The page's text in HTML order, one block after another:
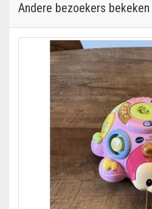
Andere bezoekers bekeken